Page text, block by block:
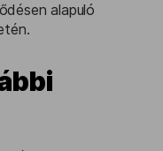
alapuló